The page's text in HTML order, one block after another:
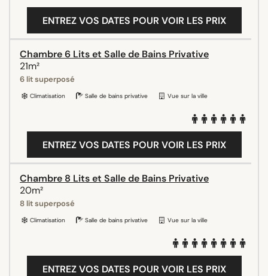
ENTREZ VOS DATES POUR VOIR LES PRIX
Chambre 6 Lits et Salle de Bains Privative
21m²
6 lit superposé
Climatisation Salle de bains privative Vue sur la ville
ENTREZ VOS DATES POUR VOIR LES PRIX
Chambre 8 Lits et Salle de Bains Privative
20m²
8 lit superposé
Climatisation Salle de bains privative Vue sur la ville
ENTREZ VOS DATES POUR VOIR LES PRIX